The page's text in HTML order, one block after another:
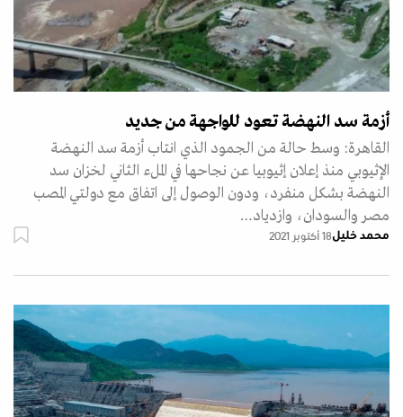
أزمة سد النهضة تعود للواجهة من جديد
القاهرة: وسط حالة من الجمود الذي انتاب أزمة سد النهضة
الإثيوبي منذ إعلان إثيوبيا عن نجاحها في الملء الثاني لخزان سد
النهضة بشكل منفرد، ودون الوصول إلى اتفاق مع دولتي المصب
مصر والسودان، وازدياد…
محمد خليل18 أكتوبر 2021